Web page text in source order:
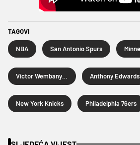
TAGOVI
NBA San Antonio Spurs
Anthony Edwards
New York Knicks Philadelphia 76ers